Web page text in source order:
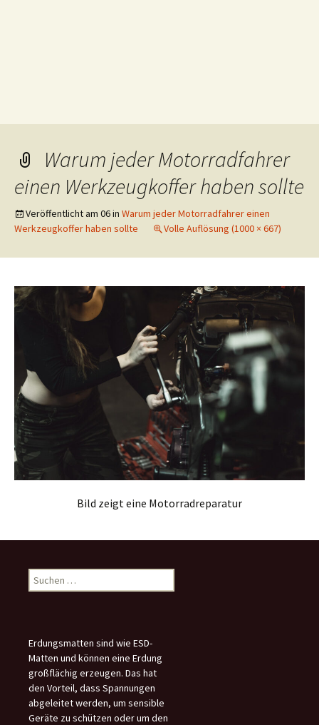
Warum jeder Motorradfahrer
einen Werkzeugkoffer haben sollte
Veröffentlicht am 06in Warum jeder Motorradfahrer einen
Werkzeugkoffer haben sollte
Volle Auflösung (1000 × 667)
Bild zeigt eine Motorradreparatur
Suchen
nach:
Erdungsmatten sind wie ESD-
Matten und können eine Erdung
großflächig erzeugen. Das hat
den Vorteil, dass Spannungen
abgeleitet werden, um sensible
Geräte zu schützen oder um den